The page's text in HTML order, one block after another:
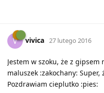
V vivica 27 lutego 2016
Jestem w szoku, że z gipsem
maluszek :zakochany:
Pozdrawiam cieplutko :pies: